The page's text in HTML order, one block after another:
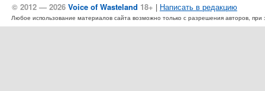
© 2012 — 2026 Voice of Wasteland 18+ | Написать в редакцию
Любое использование материалов сайта возможно только с разрешения авторов,